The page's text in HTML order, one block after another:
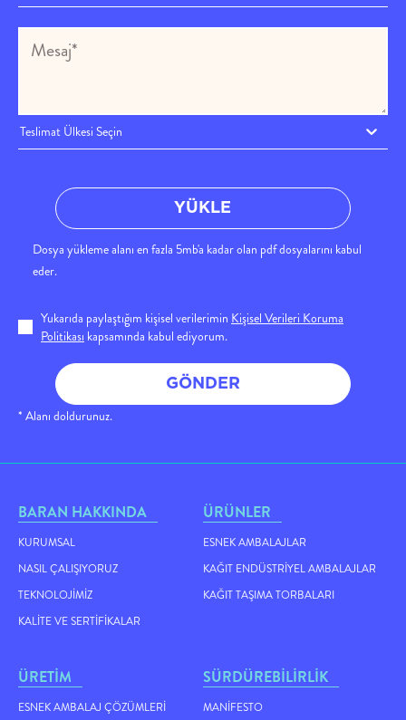
Teslimat Ülkesi Seçin
YÜKLE
Dosya yükleme alanı en fazla 5mb'a kadar olan pdf dosyalarını kabul
eder.
Yukarıda paylaştığım kişisel verilerimin Kişisel Verileri Koruma
Politikası kapsamında kabul ediyorum.
GÖNDER
* Alanı doldurunuz.
BARAN HAKKINDA
KURUMSAL
NASIL ÇALIŞIYORUZ
TEKNOLOJIMIZ
KALITE VE SERTIFIKALAR
ÜRÜNLER
ESNEK AMBALAJLAR
KAĞIT ENDÜSTRIYEL AMBALAJLAR
KAĞIT TAŞIMA TORBALARI
ÜRETİM
ESNEK AMBALAJ ÇÖZÜMLERI
SÜRDÜREBİLİRLİK
MANIFESTO